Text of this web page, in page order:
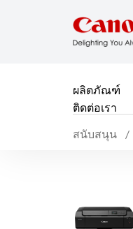
ผลิตภัณฑ์
ติดต่อเรา
สนับสนุน